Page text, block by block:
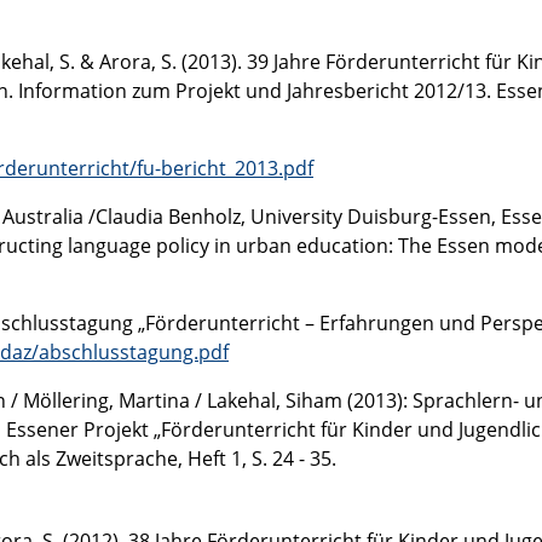
S. & Arora, S. (2013). 39 Jahre Förderunterricht
Information zum Projekt und Jahresbericht 2012/13.
fu-bericht_2013.pdf
/Claudia Benholz, University Duisburg-Essen,
language policy in urban education: The Essen
„Förderunterricht – Erfahrungen und
abschlusstagung.pdf
Möllering, Martina / Lakehal, Siham (2013): Sprachlern-
Projekt „Förderunterricht für Kinder und
als Zweitsprache, Heft 1, S. 24 - 35.